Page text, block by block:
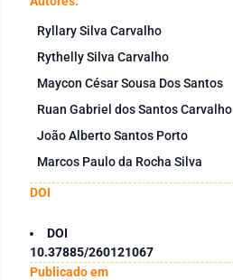
Ryllary Silva Carvalho
Rythelly Silva Carvalho
Maycon César Sousa Dos Santos
Ruan Gabriel dos Santos Carvalho
João Alberto Santos Porto
Marcos Paulo da Rocha Silva
DOI
DOI
10.37885/260121067
Publicado em